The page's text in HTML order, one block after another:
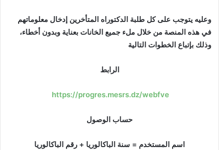
وعليه يتوجب على كل طلبة الدكتوراه المتأخرين إدخال معلوماتهم
في هذه المنصة من خلال ملء جميع الخانات بعناية وبدون أخطاء،
وذلك بإتباع الخطوات التالية
الرابط
https://progres.mesrs.dz/webfve
حساب الوصول
اسم المستخدم = سنة الباكالوريا + رقم الباكالوريا